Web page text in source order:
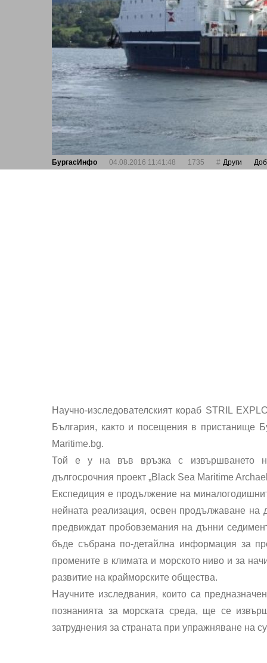
БургасИнфо 04.08.2016 11:41:48 1735 Други
Научно-изследователският кораб STRIL
България, както и посещения в пристанище
Maritime.bg.
Той е у на във връзка с извършването
дългосрочния проект „Black Sea Maritime
Експедиция е продължение на
нейната реализация, освен продължаване на
предвиждат пробовземания на дънни
бъде събрана по-детайлна информация за
промените в климата и морското ниво и за
развитие на крайморските общества.
Научните изследвания, които са
познанията за морската среда, ще се
затруднения за страната при упражняване на